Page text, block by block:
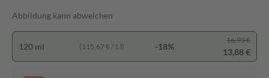
Abbildung kann abweichen
120 ml (115,67 € / 1 l) -18%
16,95 €
13,88 €